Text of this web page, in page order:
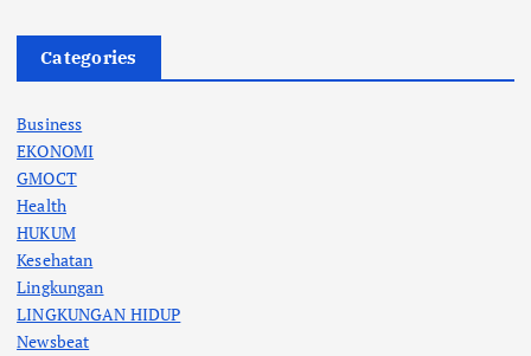
Categories
Business
EKONOMI
GMOCT
Health
HUKUM
Kesehatan
Lingkungan
LINGKUNGAN HIDUP
Newsbeat